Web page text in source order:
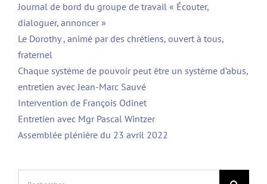
Journal de bord du groupe de travail « Écouter,
dialoguer, annoncer »
Le Dorothy , animé par des chrétiens, ouvert à tous,
fraternel
Chaque système de pouvoir peut être un système d’abus,
entretien avec Jean-Marc Sauvé
Intervention de François Odinet
Entretien avec Mgr Pascal Wintzer
Assemblée plénière du 23 avril 2022